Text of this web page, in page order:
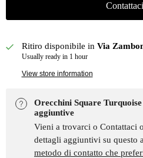
Ritiro disponibile in Via
Usually ready in 1 hour
View store information
Orecchini Square
aggiuntive
Vieni a trovarci o Contattaci
dettagli aggiuntivi su questo
metodo di contatto che